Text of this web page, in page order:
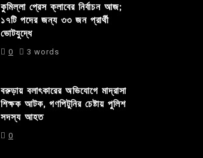
কুমিল্লা প্রেস ক্লাবের নির্বাচন আজ;
১৭টি পদের জন্য ৩৩ জন প্রার্থী
ভোটযুদ্ধে
0 3 words
বরুড়ায় বলাৎকারের অভিযোগে মাদ্রাসা
শিক্ষক আটক, গণপিটুনির চেষ্টায় পুলিশ
সদস্য আহত
0